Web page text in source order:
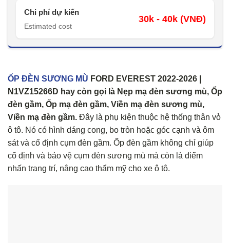
Chi phí dự kiến
Estimated cost
30k - 40k (VNĐ)
ỐP ĐÈN SƯƠNG MÙ FORD EVEREST 2022-2026 |
N1VZ15266D hay còn gọi là Nẹp mạ đèn sương mù, Ốp
đèn gầm, Ốp mạ đèn gầm, Viền mạ đèn sương mù,
Viền mạ đèn gầm. Đây là phụ kiện thuộc hệ thống thân vỏ
ô tô. Nó có hình dáng cong, bo tròn hoặc góc cạnh và ôm
sát và cố định cụm đèn gầm. Ốp đèn gầm không chỉ giúp
cố định và bảo vệ cụm đèn sương mù mà còn là điểm
nhấn trang trí, nâng cao thẩm mỹ cho xe ô tô.